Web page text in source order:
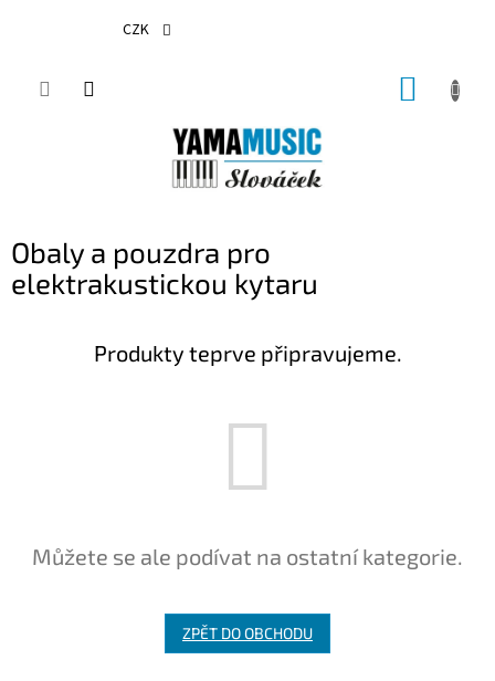
CZK
Obaly a pouzdra pro
elektrakustickou kytaru
Produkty teprve připravujeme.
Můžete se ale podívat na ostatní kategorie.
ZPĚT DO OBCHODU